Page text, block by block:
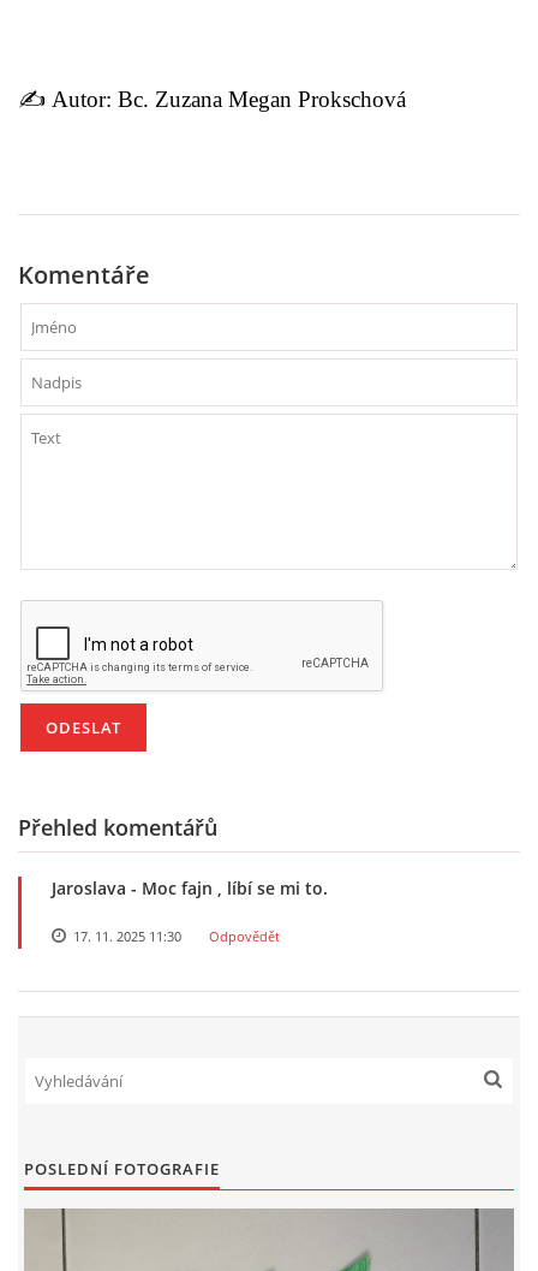
© 2026 eStránky.cz |RSS
✍️ Autor: Bc. Zuzana Megan Prokschová
Komentáře
Přehled komentářů
Jaroslava - Moc fajn , líbí se mi to.
17. 11. 2025 11:30 Odpovědět
POSLEDNÍ FOTOGRAFIE